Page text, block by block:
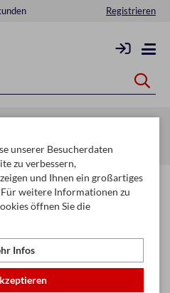
Registrieren
& Papeterie Servietten
unserer Besucherdaten
zu verbessern,
und Ihnen ein großartiges
weitere Informationen zu
öffnen Sie die
Infos